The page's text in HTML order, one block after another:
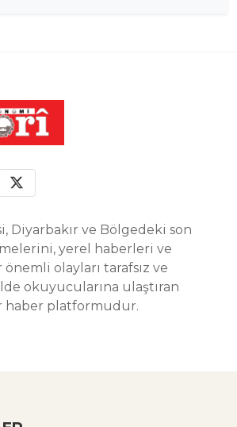
Diyarbakır ve Bölgedeki son
yerel haberleri ve
olayları tarafsız ve
okuyucularına ulaştıran
haber platformudur.